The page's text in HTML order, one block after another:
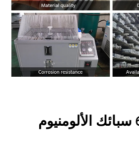
استخدام 6106 سبائك الألومنيوم